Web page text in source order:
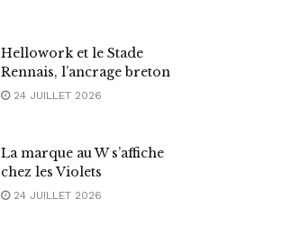
Hellowork et le Stade
Rennais, l’ancrage breton
24 JUILLET 2026
La marque au W s’affiche
chez les Violets
24 JUILLET 2026